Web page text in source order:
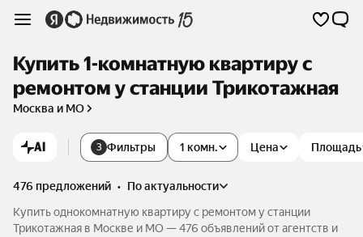
Купить 1-комнатную квартиру с
ремонтом у станции Трикотажная
Москва и МО
AI 3 Фильтры 1 комн. Цена Площадь
476 предложений •
по актуальности
Купить однокомнатную квартиру с ремонтом у станции
Трикотажная в Москве и МО — 476 объявлений от агентств и